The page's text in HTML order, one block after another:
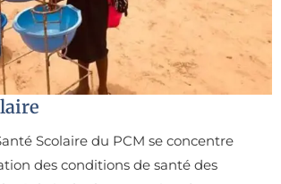
Scolaire du PCM se concentre
des conditions de santé des